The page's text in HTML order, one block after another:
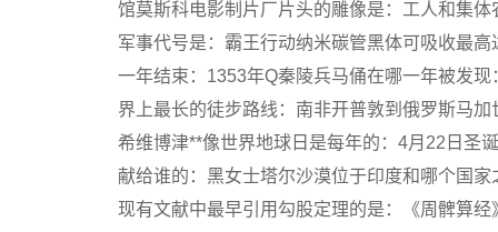
馆莫斯科电影制片厂片头的雕像是：工人和集
军事代号是：霸王行动纳米碳管黑体可吸收最
一年结束：1353年Q秦陵兵马俑在哪一年被发
界上最长的徒步路线：南非开普敦到俄罗斯马
希维博津**像世界地球日是每年的：4月22日圣
献给谁的：黑女士塔尔沙漠位于印度和哪个国
现有文献中最早引用勾股定理的是：《周髀算